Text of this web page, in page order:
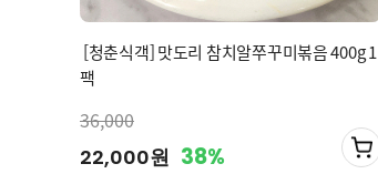
[청춘식객] 맛도리 참치알쭈꾸미볶음 400g 1
팩
36,000
22,000원 38%